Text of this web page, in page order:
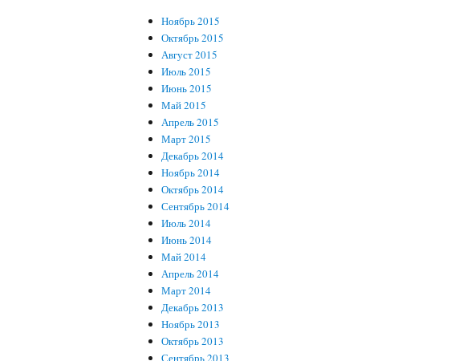
Ноябрь 2015
Октябрь 2015
Август 2015
Июль 2015
Июнь 2015
Май 2015
Апрель 2015
Март 2015
Декабрь 2014
Ноябрь 2014
Октябрь 2014
Сентябрь 2014
Июль 2014
Июнь 2014
Май 2014
Апрель 2014
Март 2014
Декабрь 2013
Ноябрь 2013
Октябрь 2013
Сентябрь 2013